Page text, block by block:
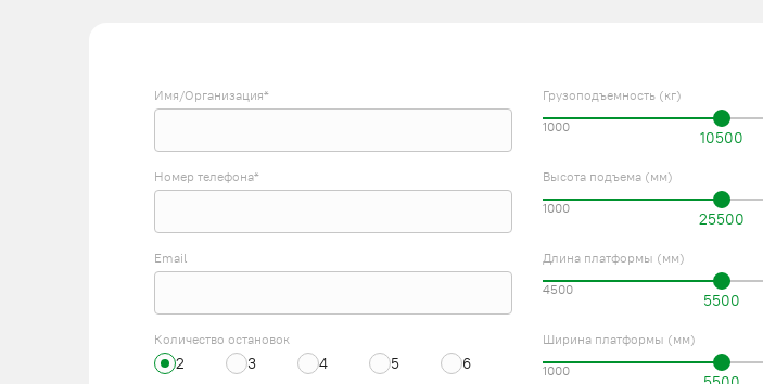
Имя/Организация*
Номер телефона*
Email
Количество остановок
2 3 4 5 6
Грузоподъемность (кг)
10500
1000
Высота подъема (мм)
25500
1000
Длина платформы (мм)
5500
4500
Ширина платформы (мм)
1000